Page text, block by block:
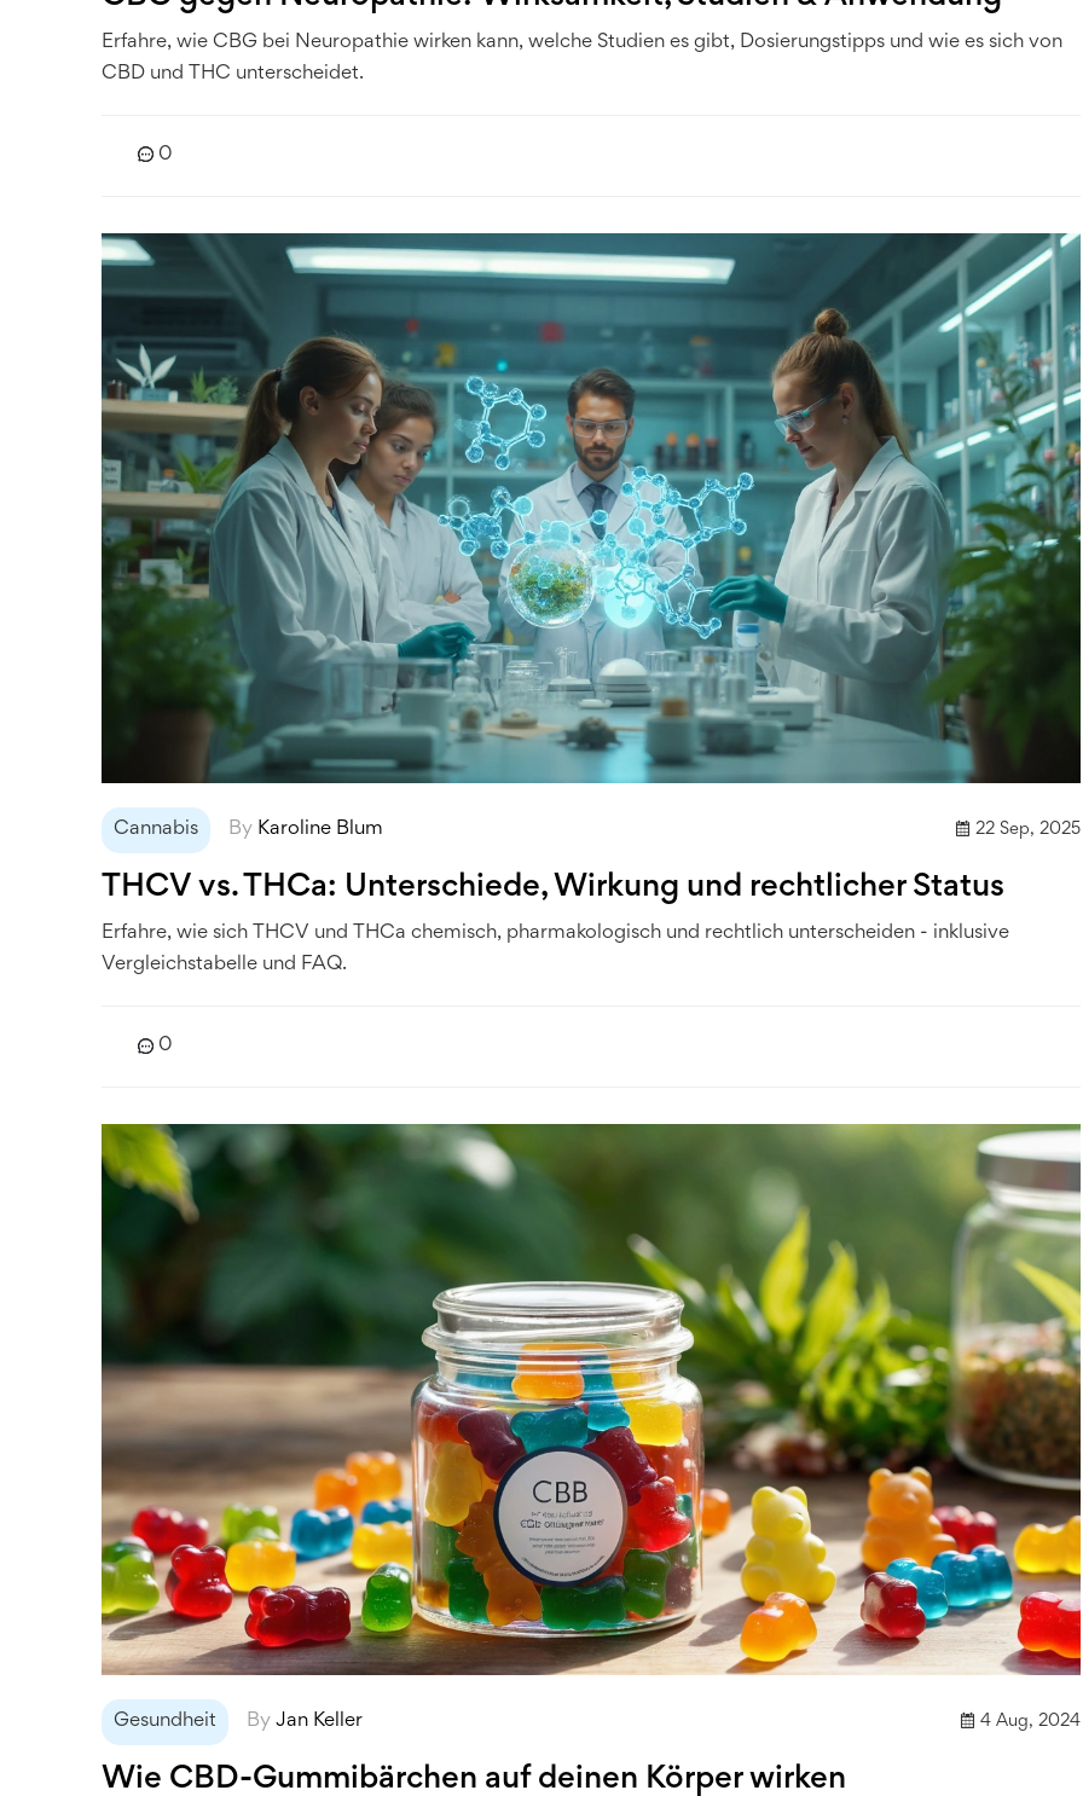
Erfahre, wie CBG bei Neuropathie wirken kann, welche Studien es gibt, Dosierungstipps und wie es sich von
CBD und THC unterscheidet.
0
Cannabis By Karoline Blum 22 Sep, 2025
THCV vs. THCa: Unterschiede, Wirkung und rechtlicher Status
Erfahre, wie sich THCV und THCa chemisch, pharmakologisch und rechtlich unterscheiden - inklusive
Vergleichstabelle und FAQ.
0
Gesundheit By Jan Keller 4 Aug, 2024
Wie CBD-Gummibärchen auf deinen Körper wirken